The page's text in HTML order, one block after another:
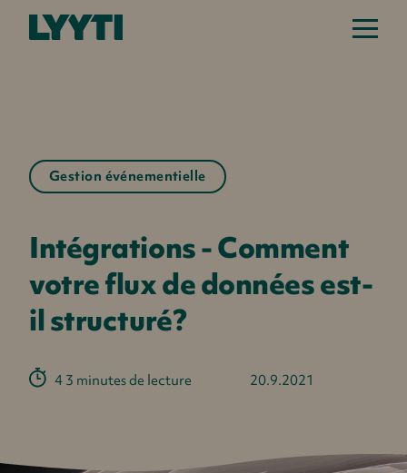
Gestion événementielle
Intégrations - Comment
votre flux de données est-
il structuré?
4 3 minutes de lecture 20.9.2021